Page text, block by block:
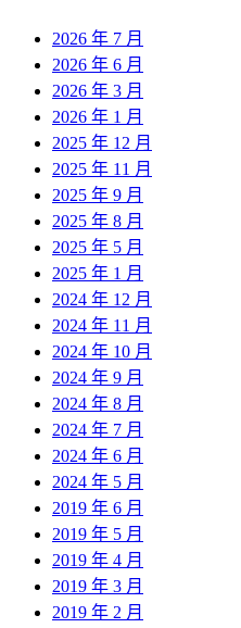
2026 年 7 月
2026 年 6 月
2026 年 3 月
2026 年 1 月
2025 年 12 月
2025 年 11 月
2025 年 9 月
2025 年 8 月
2025 年 5 月
2025 年 1 月
2024 年 12 月
2024 年 11 月
2024 年 10 月
2024 年 9 月
2024 年 8 月
2024 年 7 月
2024 年 6 月
2024 年 5 月
2019 年 6 月
2019 年 5 月
2019 年 4 月
2019 年 3 月
2019 年 2 月